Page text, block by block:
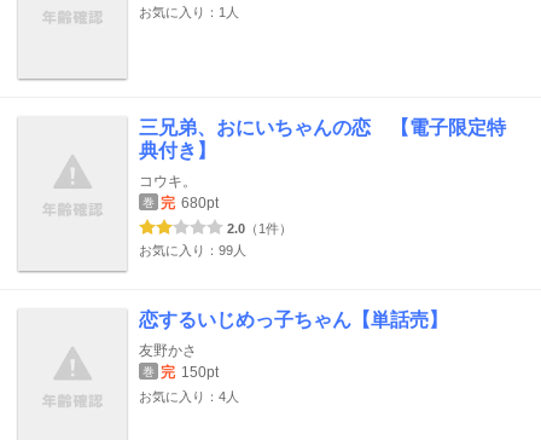
お気に入り：1人
三兄弟、おにいちゃんの恋 【電子限定特
典付き】
コウキ。
巻 完 680pt
2.0 （1件）
お気に入り：99人
恋するいじめっ子ちゃん【単話売】
友野かさ
巻 完 150pt
お気に入り：4人